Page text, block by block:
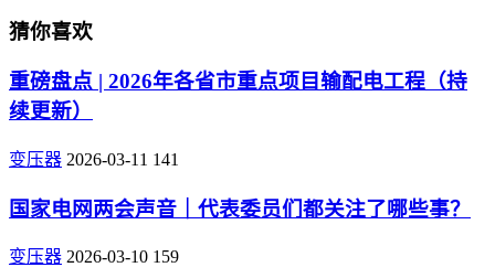
猜你喜欢
重磅盘点 | 2026年各省市重点项目输配电工程（持
续更新）
变压器 2026-03-11 141
国家电网两会声音｜代表委员们都关注了哪些事？
变压器 2026-03-10 159